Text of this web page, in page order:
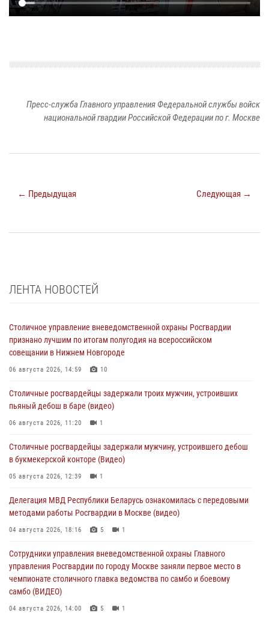
Пресс-служба Главного управления Федеральной службы войск
национальной гвардии Российской Федерации по г. Москве
← Предыдущая Следующая →
ЛЕНТА НОВОСТЕЙ
Столичное управление вневедомственной охраны Росгвардии
признано лучшим по итогам полугодия на всероссийском
совещании в Нижнем Новгороде
06 августа 2026, 14:59 10
Столичные росгвардейцы задержали троих мужчин, устроивших
пьяный дебош в баре (видео)
06 августа 2026, 11:20 1
Столичные росгвардейцы задержали мужчину, устроившего дебош
в букмекерской конторе (Видео)
05 августа 2026, 12:39 1
Делегация МВД Республики Беларусь ознакомилась с передовыми
методами работы Росгвардии в Москве (видео)
04 августа 2026, 18:16 5 1
Сотрудники управления вневедомственной охраны Главного
управления Росгвардии по городу Москве заняли первое место в
чемпионате столичного главка ведомства по самбо и боевому
самбо (ВИДЕО)
04 августа 2026, 14:00 5 1